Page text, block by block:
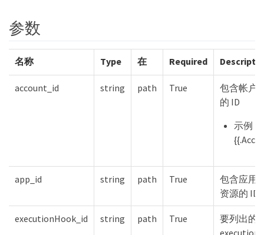
参数
名称 Type 在 Required
account_id string path True
包含帐户
的 ID
示例：
app_id string path True
包含应用
资源的 ID
executionHook_id string path True
要列出的